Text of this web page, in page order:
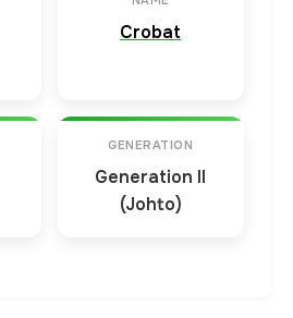
Crobat
GENERATION
Generation II
(Johto)